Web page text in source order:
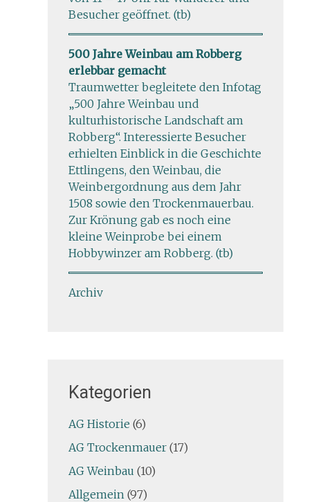
Besucher geöffnet. (tb)
500 Jahre Weinbau am Robberg
erlebbar gemacht
Traumwetter begleitete den Infotag
„500 Jahre Weinbau und
kulturhistorische Landschaft am
Robberg“. Interessierte Besucher
erhielten Einblick in die Geschichte
Ettlingens, den Weinbau, die
Weinbergordnung aus dem Jahr
1508 sowie den Trockenmauerbau.
Zur Krönung gab es noch eine
kleine Weinprobe bei einem
Hobbywinzer am Robberg. (tb)
Archiv
Kategorien
AG Historie (6)
AG Trockenmauer(17)
AG Weinbau (10)
Allgemein(97)